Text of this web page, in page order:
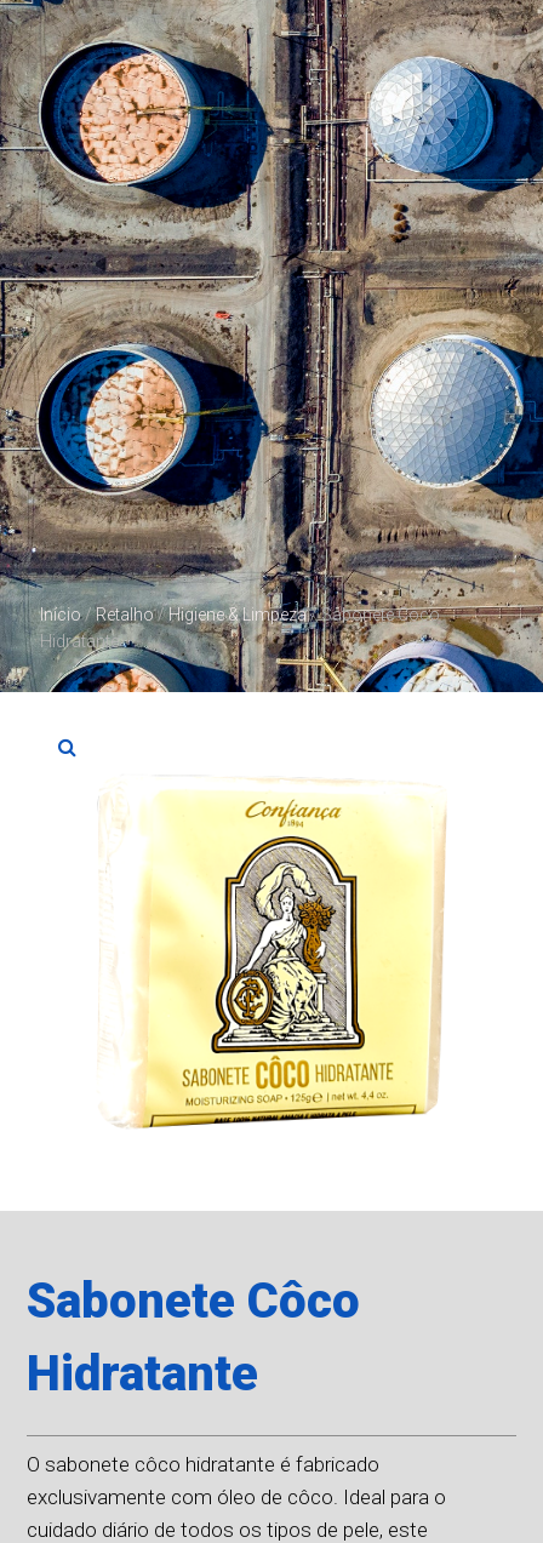
Início/Retalho/Higiene & Limpeza/ Sabonete Côco
Hidratante
Sabonete Côco
Hidratante
O sabonete côco hidratante é fabricado
exclusivamente com óleo de côco. Ideal para o
cuidado diário de todos os tipos de pele, este